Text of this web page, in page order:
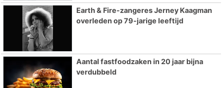
Earth & Fire-zangeres Jerney Kaagman
overleden op 79-jarige leeftijd
Aantal fastfoodzaken in 20 jaar bijna
verdubbeld